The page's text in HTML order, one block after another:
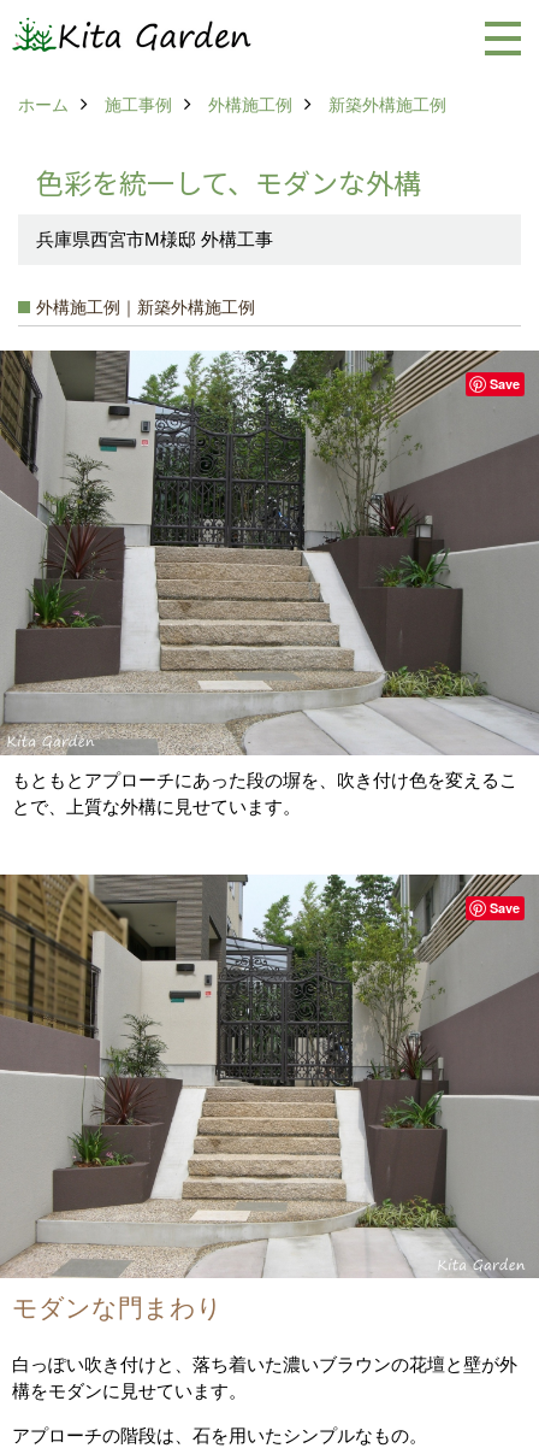
ホーム 施工事例 外構施工例 新築外構施工例
色彩を統一して、モダンな外構
兵庫県西宮市M様邸 外構工事
外構施工例｜新築外構施工例
もともとアプローチにあった段の塀を、吹き付け色を変えるこ
とで、上質な外構に見せています。
Save
モダンな門まわり
白っぽい吹き付けと、落ち着いた濃いブラウンの花壇と壁が外
構をモダンに見せています。
アプローチの階段は、石を用いたシンプルなもの。
Save